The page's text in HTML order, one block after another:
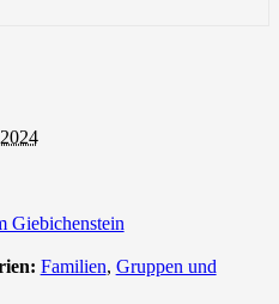
Giebichenstein
Familien, Gruppen und